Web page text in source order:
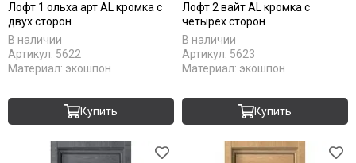
Лофт 1 ольха арт AL кромка с
двух сторон
В наличии
Артикул: 5622
Материал: экошпон
Купить
Лофт 2 вайт AL кромка с
четырех сторон
В наличии
Артикул: 5623
Материал: экошпон
Купить